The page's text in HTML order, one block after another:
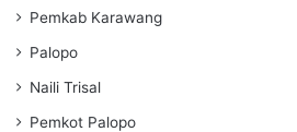
Pemkab Karawang
Palopo
Naili Trisal
Pemkot Palopo